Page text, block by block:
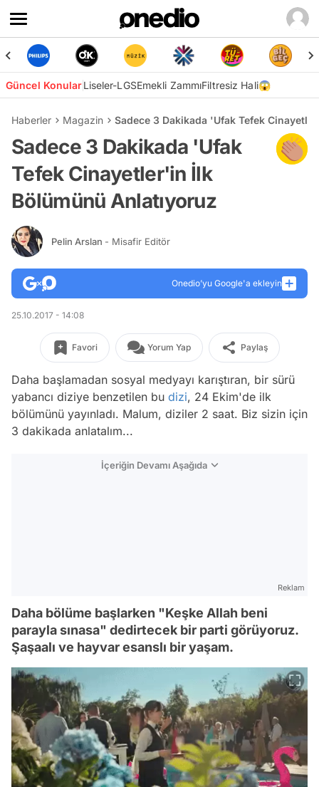
Güncel KonularLiseler-LGSEmekli ZammıFiltresiz Hali😱
Haberler Magazin Sadece 3 Dakikada 'Ufak Tefek
Sadece 3 Dakikada 'Ufak
Tefek Cinayetler'in İlk
Bölümünü Anlatıyoruz
Pelin Arslan - Misafir Editör
Onedio’yu Google'a ekleyin
25.10.2017 - 14:08
Favori Yorum Yap Paylaş
Daha başlamadan sosyal medyayı karıştıran, bir sürü
yabancı diziye benzetilen bu dizi, 24 Ekim'de ilk
bölümünü yayınladı. Malum, diziler 2 saat. Biz sizin için
3 dakikada anlatalım...
İçeriğin Devamı Aşağıda
Reklam
Daha bölüme başlarken "Keşke Allah beni
parayla sınasa" dedirtecek bir parti görüyoruz.
Şaşaalı ve hayvar esanslı bir yaşam.